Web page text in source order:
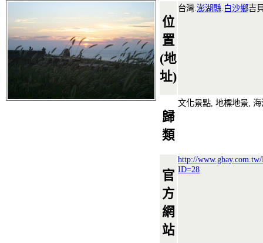
位
置
(地
址)
台灣. 澎湖縣 白沙鄉吉
歸
類
文化景點, 地標地景,
官
方
網
站
http://www.gbay.com.tw/
ID=28